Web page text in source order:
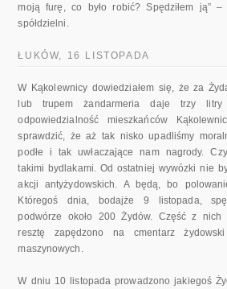
moją furę, co było robić? Spędziłem ją” –
spółdzielni.
ŁUKÓW, 16 LISTOPADA
W Kąkolewnicy dowiedziałem się, że za
lub trupem żandarmeria daje trzy
odpowiedzial­ność mieszkańców
sprawdzić, że aż tak nisko upadliśmy
podłe i tak uwłaczające nam nagrody.
takimi bydlakami. Od ostatniej wywózki nie
akcji antyżydowskich. A będą, bo
Któregoś dnia, bodajże 9 listopada,
podwórze około 200 Żydów. Część z
resztę zapędzono na cmentarz
maszynowych.
W dniu 10 listopada prowadzono jakiegoś